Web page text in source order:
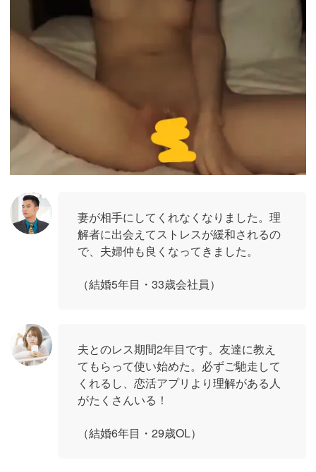
妻が相手にしてくれなくなりました。理
解者に出会えてストレスが緩和されるの
で、夫婦仲も良くなってきました。
（結婚5年目・33歳会社員）
夫とのレス期間2年目です。友達に教え
てもらって使い始めた。必ずご馳走して
くれるし、恋活アプリより理解がある人
がたくさんいる！
（結婚6年目・29歳OL）